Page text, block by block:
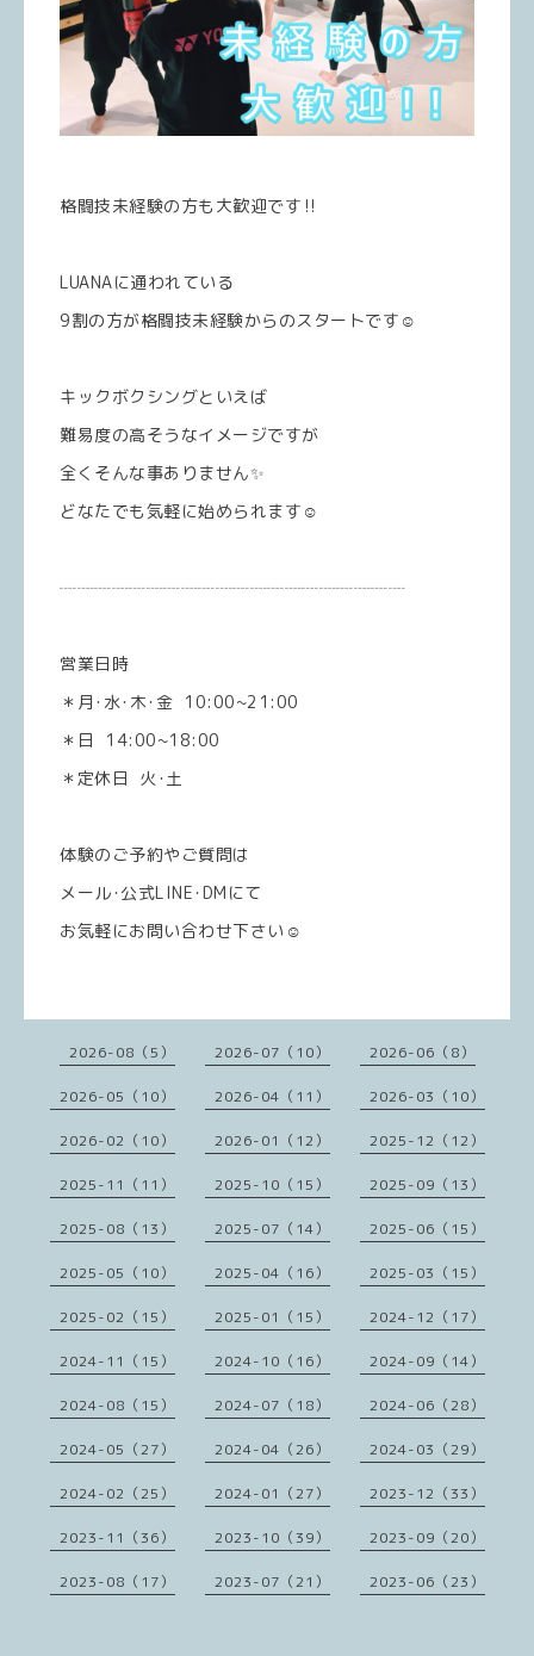
格闘技未経験の方も大歓迎です‼️
LUANAに通われている
9割の方が格闘技未経験からのスタートです☺️
キックボクシングといえば
難易度の高そうなイメージですが
全くそんな事ありません✨️
どなたでも気軽に始められます☺️
┈┈┈┈┈┈┈┈┈┈┈┈┈┈┈┈┈┈┈┈
営業日時
＊月･水･木･金 10:00~21:00
＊日 14:00~18:00
＊定休日 火･土
体験のご予約やご質問は
メール･公式LINE･DMにて
お気軽にお問い合わせ下さい☺️
2026-08（5） 2026-07（10） 2026-06（8）
2026-05（10） 2026-04（11） 2026-03（10）
2026-02（10） 2026-01（12） 2025-12（12）
2025-11（11） 2025-10（15） 2025-09（13）
2025-08（13） 2025-07（14） 2025-06（15）
2025-05（10） 2025-04（16） 2025-03（15）
2025-02（15） 2025-01（15） 2024-12（17）
2024-11（15） 2024-10（16） 2024-09（14）
2024-08（15） 2024-07（18） 2024-06（28）
2024-05（27） 2024-04（26） 2024-03（29）
2024-02（25） 2024-01（27） 2023-12（33）
2023-11（36） 2023-10（39） 2023-09（20）
2023-08（17） 2023-07（21） 2023-06（23）